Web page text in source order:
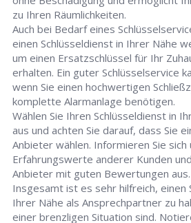
zu Ihren Räumlichkeiten.
Auch bei Bedarf eines
einen Schlüsseldienst in Ihrer Nähe
um einen Ersatzschlüssel für Ihr
erhalten. Ein guter Schlüsselservice
wenn Sie einen hochwertigen
komplette Alarmanlage benötigen.
Wählen Sie Ihren Schlüsseldienst in
aus und achten Sie darauf, dass Sie
Anbieter wählen. Informieren Sie sich
Erfahrungswerte anderer Kunden
Anbieter mit guten Bewertungen aus.
Insgesamt ist es sehr hilfreich, einen
Ihrer Nähe als Ansprechpartner zu
einer brenzligen Situation sind.